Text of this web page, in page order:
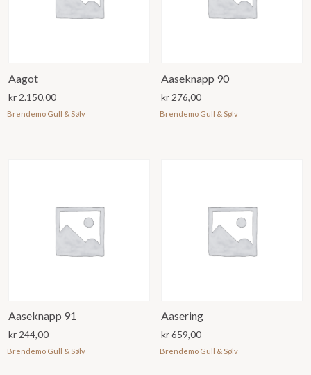
Aagot
kr 2.150,00
Brendemo Gull & Sølv
Aaseknapp 90
kr 276,00
Brendemo Gull & Sølv
Aaseknapp 91
kr 244,00
Brendemo Gull & Sølv
Aasering
kr659,00
Brendemo Gull & Sølv